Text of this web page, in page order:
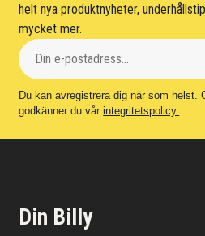
helt nya produktnyheter,
mycket mer.
Du kan avregistrera dig när som helst.
godkänner du vårintegritetspolicy.
Din Billy